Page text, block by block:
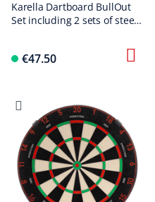
Karella Dartboard BullOut
Set including 2 sets of steel
€47.50